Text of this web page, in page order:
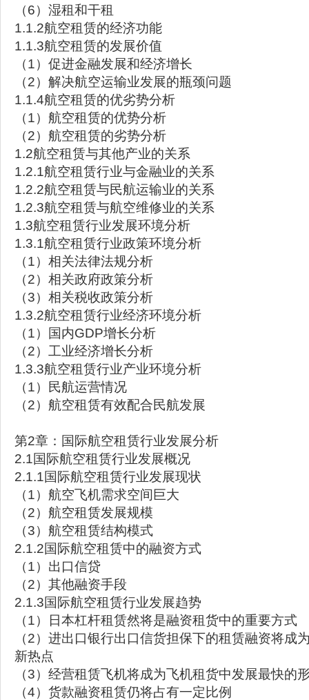
（6）湿租和干租
1.1.2航空租赁的经济功能
1.1.3航空租赁的发展价值
（1）促进金融发展和经济增长
（2）解决航空运输业发展的瓶颈问题
1.1.4航空租赁的优劣势分析
（1）航空租赁的优势分析
（2）航空租赁的劣势分析
1.2航空租赁与其他产业的关系
1.2.1航空租赁行业与金融业的关系
1.2.2航空租赁与民航运输业的关系
1.2.3航空租赁与航空维修业的关系
1.3航空租赁行业发展环境分析
1.3.1航空租赁行业政策环境分析
（1）相关法律法规分析
（2）相关政府政策分析
（3）相关税收政策分析
1.3.2航空租赁行业经济环境分析
（1）国内GDP增长分析
（2）工业经济增长分析
1.3.3航空租赁行业产业环境分析
（1）民航运营情况
（2）航空租赁有效配合民航发展
第2章：国际航空租赁行业发展分析
2.1国际航空租赁行业发展概况
2.1.1国际航空租赁行业发展现状
（1）航空飞机需求空间巨大
（2）航空租赁发展规模
（3）航空租赁结构模式
2.1.2国际航空租赁中的融资方式
（1）出口信贷
（2）其他融资手段
2.1.3国际航空租赁行业发展趋势
（1）日本杠杆租赁然将是融资租货中的重要方式
（2）进出口银行出口信货担保下的租赁融资将成
新热点
（3）经营租赁飞机将成为飞机租货中发展最快的
（4）货款融资租赁仍将占有一定比例